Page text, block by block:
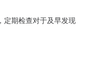
定期检查对于及早发现